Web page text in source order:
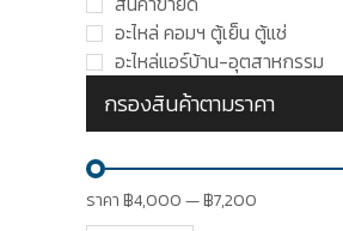
อะไหล่ คอมฯ ตู้เย็น ตู้แช่
อะไหล่แอร์บ้าน-อุตสาหกรรม
กรองสินค้าตามราคา
ราคา฿4,000—฿7,200